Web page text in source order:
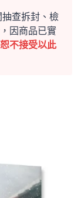
查拆封、檢
因商品已實
不接受以此